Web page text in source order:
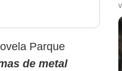
Parque
de metal